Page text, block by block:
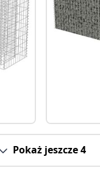
Pokaż jeszcze 4